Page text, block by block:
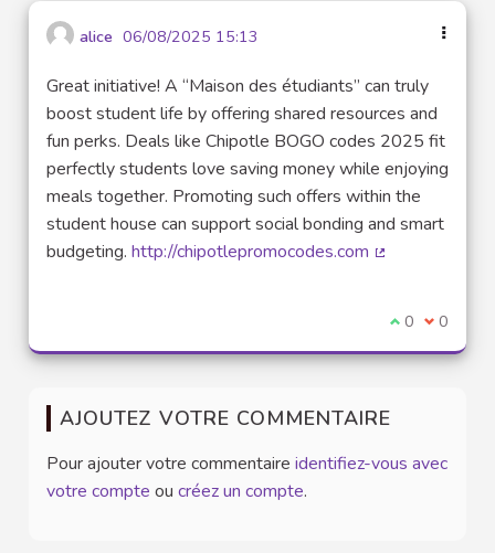
alice 06/08/2025 15:13
Great initiative! A “Maison des étudiants” can truly
boost student life by offering shared resources and
fun perks. Deals like Chipotle BOGO codes 2025 fit
perfectly students love saving money while enjoying
meals together. Promoting such offers within the
student house can support social bonding and smart
budgeting. http://chipotlepromocodes.com
Je suis
0 Je ne
0
AJOUTEZ VOTRE COMMENTAIRE
Pour ajouter votre commentaire identifiez-vous avec
votre compte ou créez un compte.